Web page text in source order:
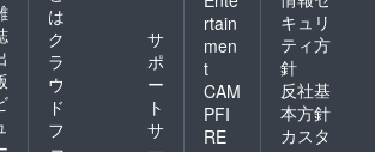
は
ク
ラ
ウ
ド
フ
サ
ポ
ー
ト
サ
rtain
men
t
CAM
PFI
RE
キュリ
ティ方
針
反社基
本方針
カスタ